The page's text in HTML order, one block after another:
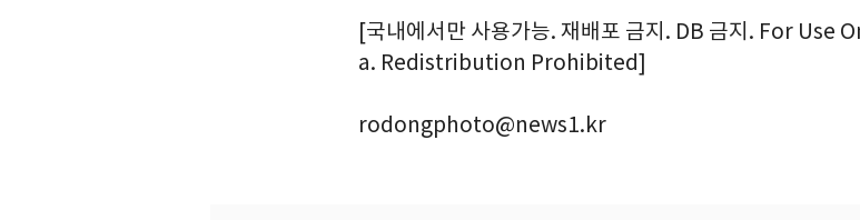
[국내에서만 사용가능. 재배포 금지. DB 금지. For
a. Redistribution Prohibited]
rodongphoto@news1.kr